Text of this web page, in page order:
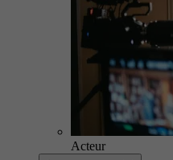
Acteur